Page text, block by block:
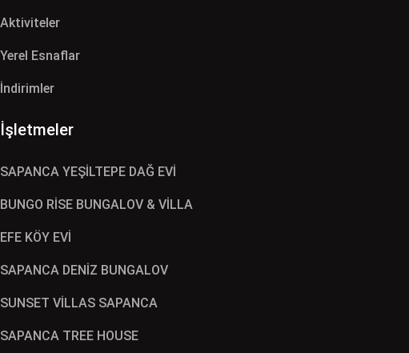
Aktiviteler
Yerel Esnaflar
İndirimler
İşletmeler
SAPANCA YEŞİLTEPE DAĞ EVİ
BUNGO RİSE BUNGALOV & VİLLA
EFE KÖY EVİ
SAPANCA DENİZ BUNGALOV
SUNSET VİLLAS SAPANCA
SAPANCA TREE HOUSE